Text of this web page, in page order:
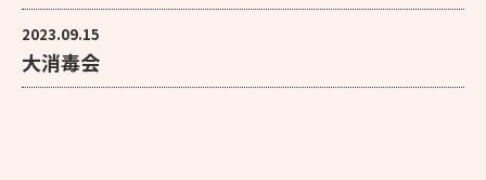
2023.09.15
大消毒会